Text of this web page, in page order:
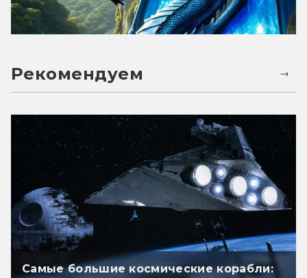
Рекомендуем
Самые большие космические корабли: